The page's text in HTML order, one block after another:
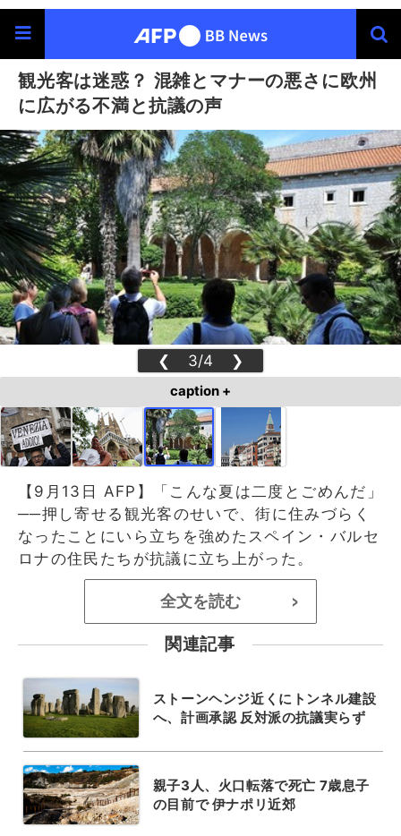
観光客は迷惑？ 混雑とマナーの悪さに欧州
に広がる不満と抗議の声
❮ 3/4 ❯
caption +
【9月13日 AFP】「こんな夏は二度とごめんだ」
──押し寄せる観光客のせいで、街に住みづらく
なったことにいら立ちを強めたスペイン・バルセ
ロナの住民たちが抗議に立ち上がった。
全文を読む >
関連記事
ストーンヘンジ近くにトンネル建設
へ、計画承認 反対派の抗議実らず
親子3人、火口転落で死亡 7歳息子
の目前で 伊ナポリ近郊